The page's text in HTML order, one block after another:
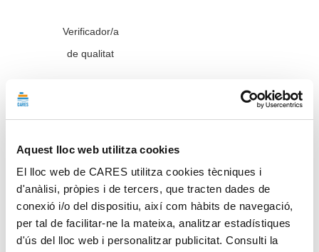
Aquest lloc web utilitza cookies
El lloc web de CARES utilitza cookies tècniques i
d'anàlisi, pròpies i de tercers, que tracten dades de
conexió i/o del dispositiu, així com hàbits de navegació,
per tal de facilitar-ne la mateixa, analitzar estadístiques
d'ús del lloc web i personalitzar publicitat. Consulti la
Verificador/a
de qualitat
i plataformes elevadores
Transportista de
vehicles de mercaderies
de manteniment
neteja industrial
Administratiu/iva